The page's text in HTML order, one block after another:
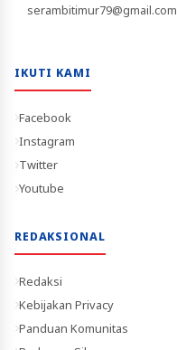
serambitimur79@gmail.com
IKUTI KAMI
Facebook
Instagram
Twitter
Youtube
REDAKSIONAL
Redaksi
Kebijakan Privacy
Panduan Komunitas